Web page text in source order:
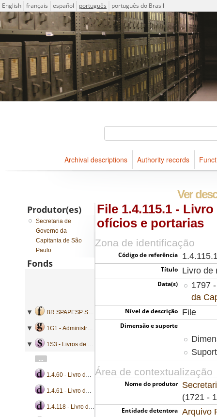
Idioma
English français español português português do Brasil
Descriptions for archival holdings maintained at Arquivo
ICA-AtoM Project
Archival descriptions Authority records
Ver
File 1.4.115.1 -
ofícios e portarias
Zona de identificação
Código de referência
Título Livro de
Data(s)
1797
da
Nível de descrição File
Dimensão e suporte
Área de contextualização
Nome do produtor
(1721 -
Entidade detentora Arquivo
Produtor(es)
Secretaria de
Governo da
Capitania de São
Paulo
Fonds
BR SPAPESP SEGOVC - Secretaria de Governo da Capitania de São Paulo
1G1 - Administração geral
1S3 - Livros de registro de ordens
...
1.4.60 - Livro de registro de bandos, circulares e instruções
1.4.61 - Livro de registro de bandos, portarias e ofícios
1.4.118 - Livro de registro de bandos, ofícios e provisões